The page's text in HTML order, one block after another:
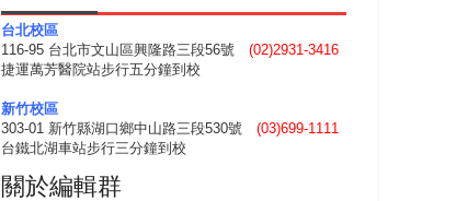
台北校區
116-95 台北市文山區興隆路三段56號 (02)2931-3416
捷運萬芳醫院站步行五分鐘到校
新竹校區
303-01 新竹縣湖口鄉中山路三段530號 (03)699-1111
台鐵北湖車站步行三分鐘到校
關於編輯群